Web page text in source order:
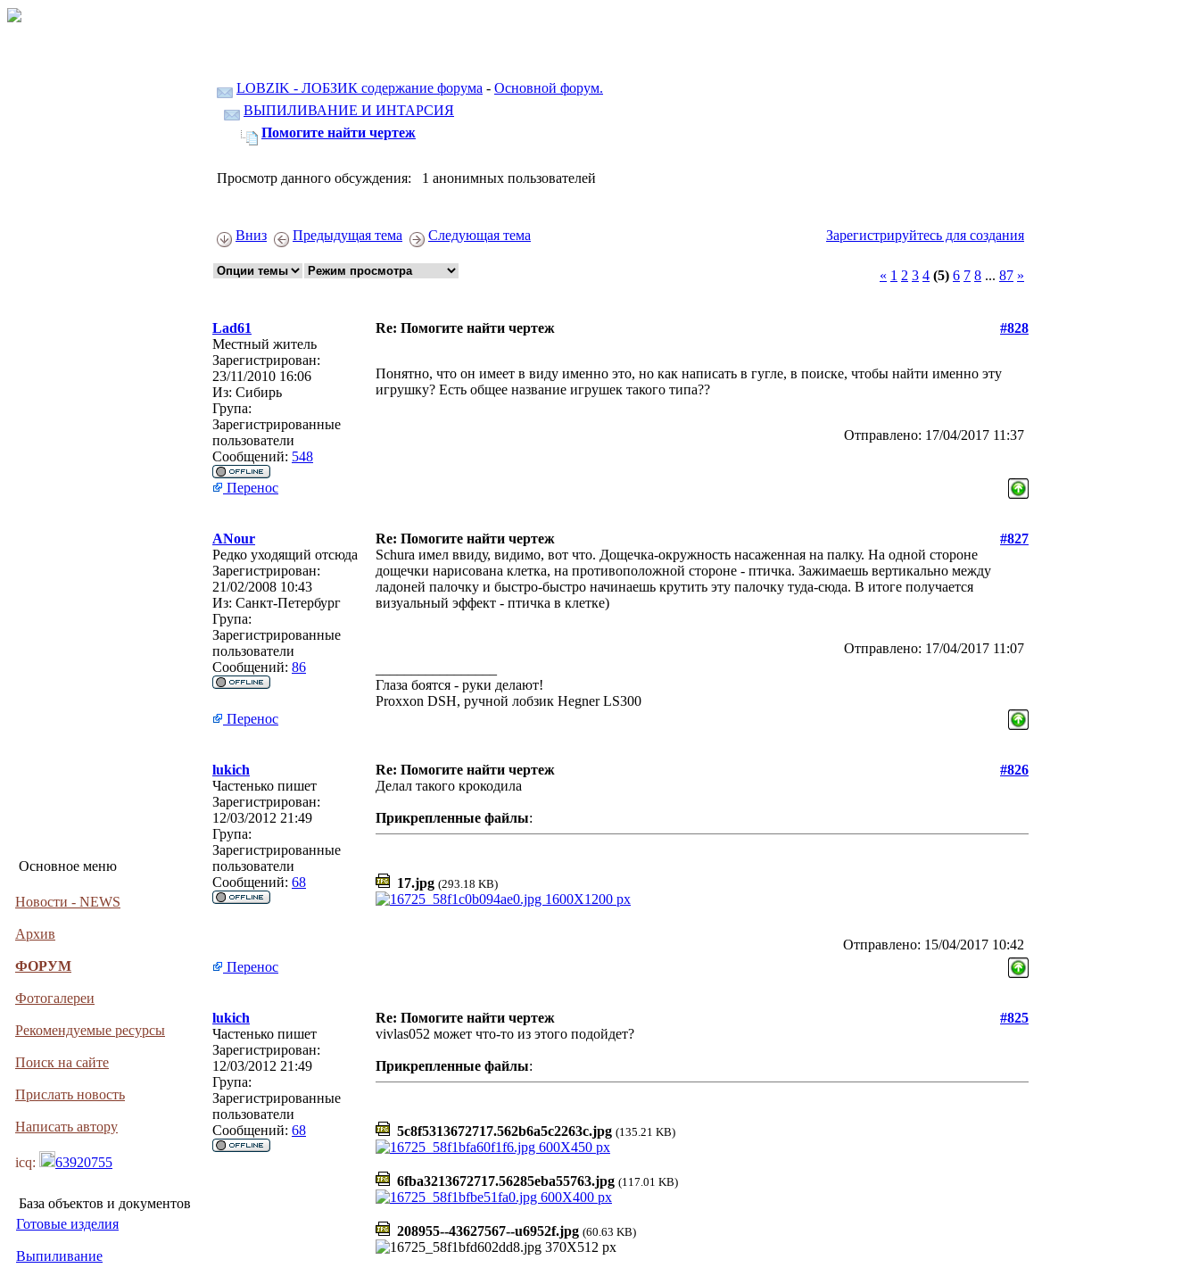
Основное меню
Новости - NEWS
Архив
ФОРУМ
Фотогалереи
Рекомендуемые ресурсы
Поиск на сайте
Прислать новость
Написать автору
icq: 63920755
База объектов и документов
Готовые изделия
Выпиливание
LOBZIK - ЛОБЗИК содержание форума - Основной форум.
ВЫПИЛИВАНИЕ И ИНТАРСИЯ
Помогите найти чертеж
Просмотр данного обсуждения: 1 анонимных пользователей
Вниз Предыдущая тема Следующая тема Зарегистрируйтесь для создания
« 1 2 3 4 (5) 6 7 8 ... 87 »
Lad61 Re: Помогите найти чертеж
#828
Местный житель
Зарегистрирован:
23/11/2010 16:06
Из: Сибирь
Група:
Зарегистрированные
пользователи
Сообщений: 548
Понятно, что он имеет в виду именно это, но как написать в гугле, в поиске, чтобы найти именно эту
игрушку? Есть общее название игрушек такого типа??
Отправлено: 17/04/2017 11:37
Перенос
ANour Re: Помогите найти чертеж
#827
Редко уходящий отсюда
Зарегистрирован:
21/02/2008 10:43
Из: Санкт-Петербург
Група:
Зарегистрированные
пользователи
Сообщений: 86
Schura имел ввиду, видимо, вот что. Дощечка-окружность насаженная на палку. На одной стороне
дощечки нарисована клетка, на противоположной стороне - птичка. Зажимаешь вертикально между
ладоней палочку и быстро-быстро начинаешь крутить эту палочку туда-сюда. В итоге получается
визуальный эффект - птичка в клетке)
Отправлено: 17/04/2017 11:07
Глаза боятся - руки делают!
Proxxon DSH, ручной лобзик Hegner LS300
Перенос
lukich Re: Помогите найти чертеж
#826
Частенько пишет
Зарегистрирован:
12/03/2012 21:49
Група:
Зарегистрированные
пользователи
Сообщений: 68
Делал такого крокодила
Прикрепленные файлы:
17.jpg (293.18 KB)
Отправлено: 15/04/2017 10:42
Перенос
lukich Re: Помогите найти чертеж
#825
Частенько пишет
Зарегистрирован:
12/03/2012 21:49
Група:
Зарегистрированные
пользователи
Сообщений: 68
vivlas052 может что-то из этого подойдет?
Прикрепленные файлы:
5c8f5313672717.562b6a5c2263c.jpg (135.21 KB)
6fba3213672717.56285eba55763.jpg (117.01 KB)
208955--43627567--u6952f.jpg (60.63 KB)